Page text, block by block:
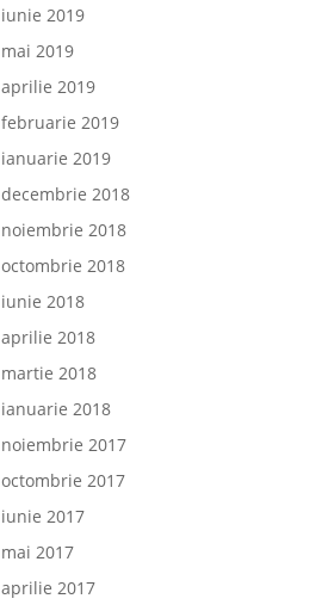
iunie 2019
mai 2019
aprilie 2019
februarie 2019
ianuarie 2019
decembrie 2018
noiembrie 2018
octombrie 2018
iunie 2018
aprilie 2018
martie 2018
ianuarie 2018
noiembrie 2017
octombrie 2017
iunie 2017
mai 2017
aprilie 2017